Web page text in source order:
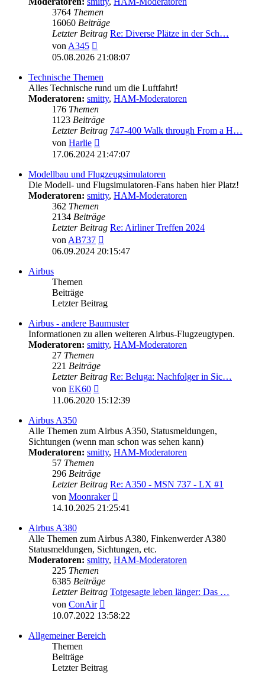
3764 Themen
16060 Beiträge
Letzter Beitrag Re: Diverse Plätze in der Sch…
vonA345
Beitrag
05.08.2026 21:08:07
Technische Themen
Alles Technische rund um die Luftfahrt!
Moderatoren: smitty, HAM-Moderatoren
176 Themen
1123 Beiträge
Letzter Beitrag 747-400 Walk through From a H…
von Harlie
Beitrag
17.06.2024 21:47:07
Modellbau und Flugzeugsimulatoren
Die Modell- und Flugsimulatoren-Fans haben hier Platz!
Moderatoren: smitty, HAM-Moderatoren
362 Themen
2134 Beiträge
Letzter Beitrag Re: Airliner Treffen 2024
vonAB737
Beitrag
06.09.2024 20:15:47
Airbus
Themen
Beiträge
Letzter Beitrag
Airbus - andere Baumuster
Informationen zu allen weiteren Airbus-Flugzeugtypen.
Moderatoren: smitty, HAM-Moderatoren
27 Themen
221 Beiträge
Letzter Beitrag Re: Beluga: Nachfolger in Sic…
von EK60
Beitrag
11.06.2020 15:12:39
Airbus A350
Alle Themen zum Airbus A350, Statusmeldungen,
Sichtungen (wenn man schon was sehen kann)
Moderatoren: smitty, HAM-Moderatoren
57 Themen
296 Beiträge
Letzter Beitrag Re: A350 - MSN 737 - LX #1
von Moonraker
Beitrag
14.10.2025 21:25:41
Airbus A380
Alle Themen zum Airbus A380, Finkenwerder A380
Statusmeldungen, Sichtungen, etc.
Moderatoren: smitty, HAM-Moderatoren
225 Themen
6385 Beiträge
Letzter Beitrag Totgesagte leben länger: Das …
von ConAir
Beitrag
10.07.2022 13:58:22
Allgemeiner Bereich
Themen
Beiträge
Letzter Beitrag